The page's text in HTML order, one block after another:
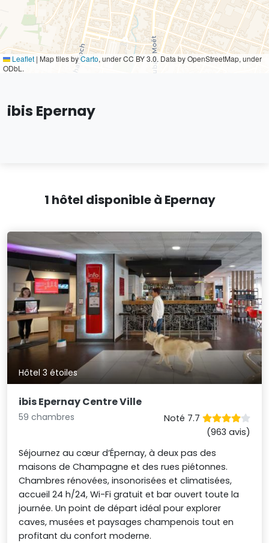
Leaflet | Map tiles byCarto, under CC BY 3.0. Data by OpenStreetMap, under
ODbL.
ibis Epernay
1 hôtel disponible à Epernay
Hôtel 3 étoiles
ibis Epernay Centre Ville
59 chambres
Noté 7.7
(963 avis)
Séjournez au cœur d’Épernay, à deux pas des
maisons de Champagne et des rues piétonnes.
Chambres rénovées, insonorisées et climatisées,
accueil 24 h/24, Wi-Fi gratuit et bar ouvert toute la
journée. Un point de départ idéal pour explorer
caves, musées et paysages champenois tout en
profitant du confort moderne.